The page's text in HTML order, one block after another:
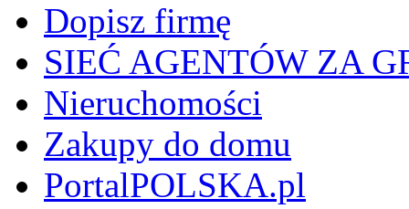
Dopisz firmę
SIEĆ AGENTÓW ZA
Nieruchomości
Zakupy do domu
PortalPOLSKA.pl